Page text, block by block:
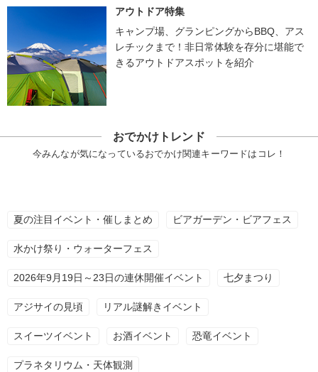
アウトドア特集
キャンプ場、グランピングからBBQ、アス
レチックまで！非日常体験を存分に堪能で
きるアウトドアスポットを紹介
おでかけトレンド
今みんなが気になっているおでかけ関連キーワードはコレ！
夏の注目イベント・催しまとめ ビアガーデン・ビアフェス
水かけ祭り・ウォーターフェス
2026年9月19日～23日の連休開催イベント 七夕まつり
アジサイの見頃 リアル謎解きイベント
スイーツイベント お酒イベント 恐竜イベント
プラネタリウム・天体観測